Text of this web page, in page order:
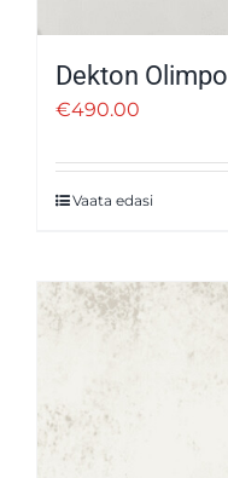
Dekton Olimpo
€490.00
Vaata edasi